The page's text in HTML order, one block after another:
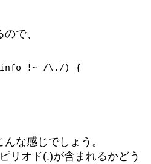
で、
な感じでしょう。
リオド(.)が含まれるかどう